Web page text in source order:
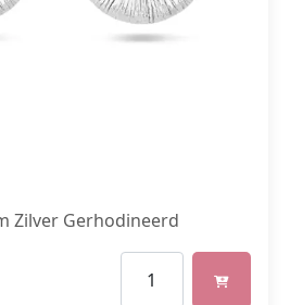
Zilver Gerhodineerd